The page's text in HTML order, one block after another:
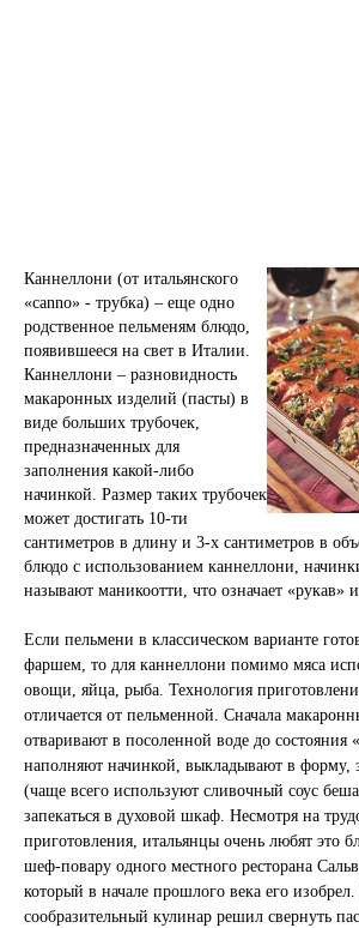
Каннеллони (от итальянского
«canno» - трубка) – еще одно
родственное пельменям блюдо,
появившееся на свет в Италии.
Каннеллони – разновидность
макаронных изделий (пасты) в
виде больших трубочек,
предназначенных для
заполнения какой-либо
начинкой. Размер таких трубочек
может достигать 10-ти
сантиметров в длину и 3-х сантиметров в
блюдо с использованием каннеллони,
называют маникоотти, что означает «рукав»
Если пельмени в классическом варианте
фаршем, то для каннеллони помимо мяса
овощи, яйца, рыба. Технология
отличается от пельменной. Сначала
отваривают в посоленной воде до состояния
наполняют начинкой, выкладывают в форму,
(чаще всего используют сливочный соус
запекаться в духовой шкаф. Несмотря на
приготовления, итальянцы очень любят это
шеф-повару одного местного ресторана
который в начале прошлого века его
сообразительный кулинар решил свернуть